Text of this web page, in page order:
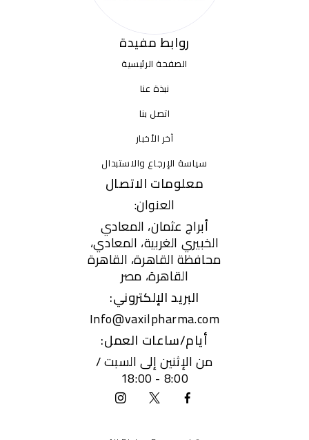
روابط مفيدة
الصفحة الرئيسية
نبذة عنا
اتصل بنا
آخر الأخبار
سياسة الإرجاع والاستبدال
معلومات الاتصال
العنوان:
أبراج عثمان، المعادي
الخبيري الغربية، المعادي،
محافظة القاهرة، القاهرة
القاهرة، مصر
البريد الإلكتروني:
Info@vaxilpharma.com
أيام/ساعات العمل:
من الإثنين إلى السبت /
8:00 - 18:00